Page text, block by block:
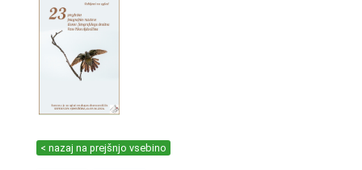
< nazaj na prejšnjo vsebino